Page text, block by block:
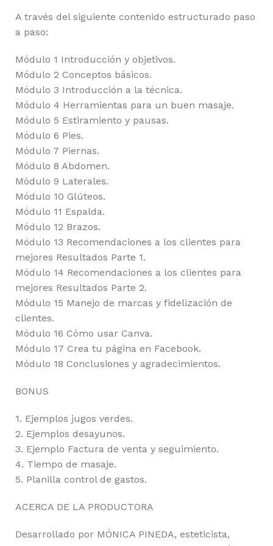
A través del siguiente contenido estructurado paso
a paso:
Módulo 1 Introducción y objetivos.
Módulo 2 Conceptos básicos.
Módulo 3 Introducción a la técnica.
Módulo 4 Herramientas para un buen masaje.
Módulo 5 Estiramiento y pausas.
Módulo 6 Pies.
Módulo 7 Piernas.
Módulo 8 Abdomen.
Módulo 9 Laterales.
Módulo 10 Glúteos.
Módulo 11 Espalda.
Módulo 12 Brazos.
Módulo 13 Recomendaciones a los clientes para
mejores Resultados Parte 1.
Módulo 14 Recomendaciones a los clientes para
mejores Resultados Parte 2.
Módulo 15 Manejo de marcas y fidelización de
clientes.
Módulo 16 Cómo usar Canva.
Módulo 17 Crea tu página en Facebook.
Módulo 18 Conclusiones y agradecimientos.
BONUS
1. Ejemplos jugos verdes.
2. Ejemplos desayunos.
3. Ejemplo Factura de venta y seguimiento.
4. Tiempo de masaje.
5. Planilla control de gastos.
ACERCA DE LA PRODUCTORA
Desarrollado por MÓNICA PINEDA, esteticista,